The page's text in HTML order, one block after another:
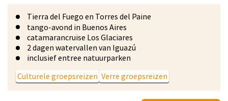
Tierra del Fuego en Torres del Paine
tango-avond in Buenos Aires
catamarancruise Los Glaciares
2 dagen watervallen van Iguazú
inclusief entree natuurparken
Culturele groepsreizen Verre groepsreizen